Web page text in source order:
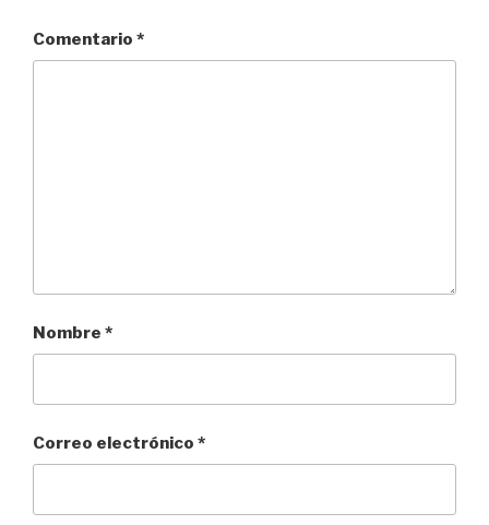
Comentario *
Nombre *
Correo electrónico *